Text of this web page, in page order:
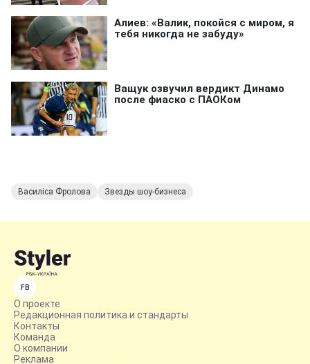
Василіса Фролова Звезды шоу-бизнеса
FB
О проекте
Редакционная политика и стандарты
Контакты
Команда
О компании
Реклама